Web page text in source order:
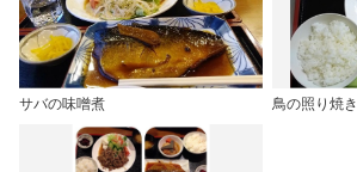
サバの味噌煮 鳥の照り焼き